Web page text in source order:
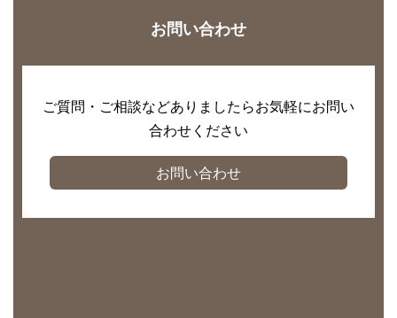
お問い合わせ
ご質問・ご相談などありましたらお気軽にお問い
合わせください
お問い合わせ